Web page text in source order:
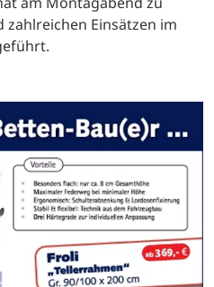
zahlreichen Einsätzen im